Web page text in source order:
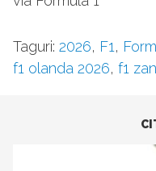
Taguri: 2026, F1,
f1 olanda 2026, f1